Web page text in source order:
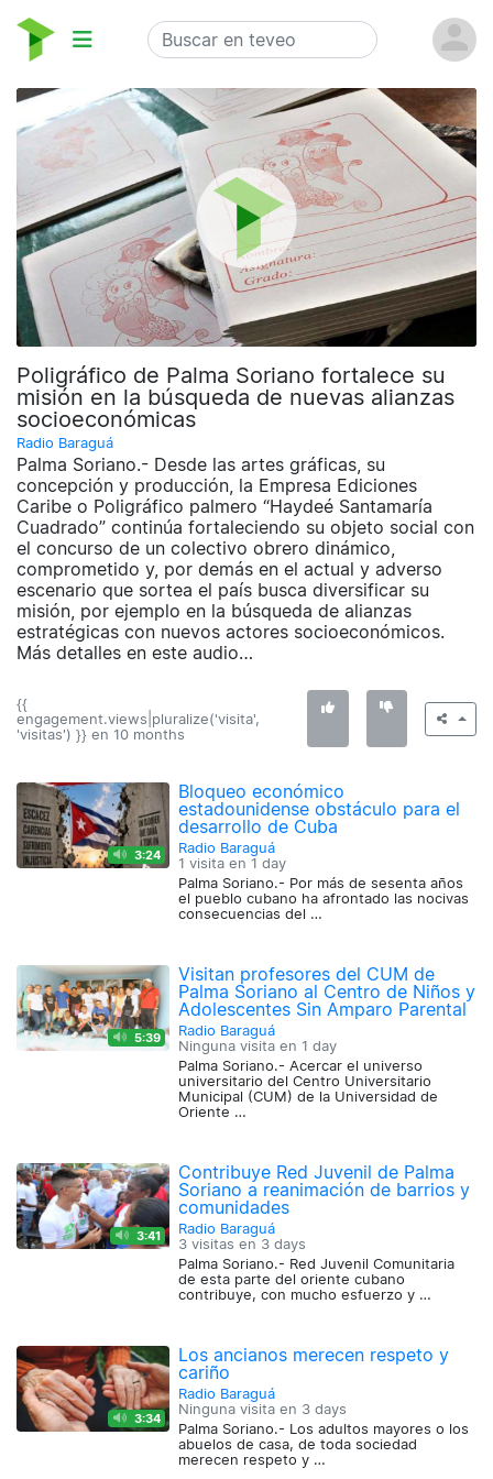
Poligráfico de Palma Soriano fortalece su
misión en la búsqueda de nuevas alianzas
socioeconómicas
Radio Baraguá
Palma Soriano.- Desde las artes gráficas, su
concepción y producción, la Empresa Ediciones
Caribe o Poligráfico palmero “Haydeé Santamaría
Cuadrado” continúa fortaleciendo su objeto social con
el concurso de un colectivo obrero dinámico,
comprometido y, por demás en el actual y adverso
escenario que sortea el país busca diversificar su
misión, por ejemplo en la búsqueda de alianzas
estratégicas con nuevos actores socioeconómicos.
Más detalles en este audio…
{{
engagement.views|pluralize('visita',
'visitas') }} en 10 months
3:24
Bloqueo económico
estadounidense obstáculo para el
desarrollo de Cuba
Radio Baraguá
1 visita en 1 day
Palma Soriano.- Por más de sesenta años
el pueblo cubano ha afrontado las nocivas
consecuencias del …
5:39
Visitan profesores del CUM de
Palma Soriano al Centro de Niños y
Adolescentes Sin Amparo Parental
Radio Baraguá
Ninguna visita en 1 day
Palma Soriano.- Acercar el universo
universitario del Centro Universitario
Municipal (CUM) de la Universidad de
Oriente …
3:41
Contribuye Red Juvenil de Palma
Soriano a reanimación de barrios y
comunidades
Radio Baraguá
3 visitas en 3 days
Palma Soriano.- Red Juvenil Comunitaria
de esta parte del oriente cubano
contribuye, con mucho esfuerzo y …
3:34
Los ancianos merecen respeto y
cariño
Radio Baraguá
Ninguna visita en 3 days
Palma Soriano.- Los adultos mayores o los
abuelos de casa, de toda sociedad
merecen respeto y …